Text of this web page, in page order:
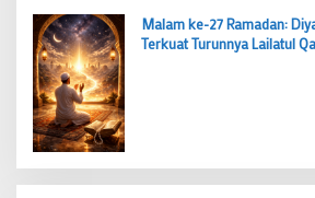
Malam ke-27 Ramadan:
Terkuat Turunnya Lailatul